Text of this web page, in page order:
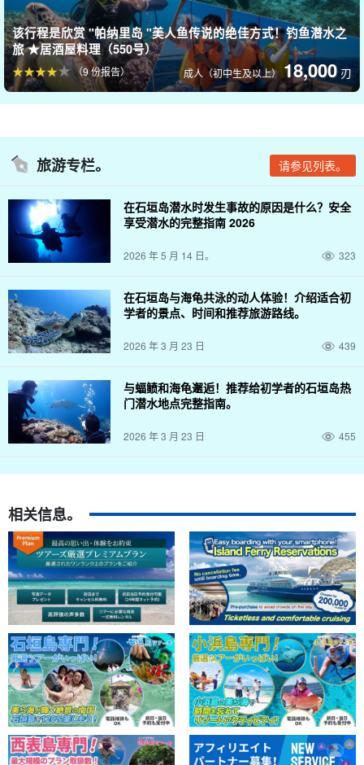
★石溪泻湖色彩斑斓、令人心驰神往的海底世界
它被称为石西礁湖、日本大部分珊瑚礁所在地区。是这里有色彩斑
斓的珊瑚、数米高的大珊瑚和数不尽的珊瑚群！
石西泻湖中分布着 360 多种珊瑚。您还可以看到热带鱼和可爱的小
欢迎初学者参加！以小组形式进行☆。
由经验丰富的导游提供全面支持。
潜之前，我们都会向您详细介绍潜水或浮潜所使用的设备，引导您
前往景点，并向您全面讲解注意事项。
工作人员总是会带着浮筒和漂浮物，所以如果你不会游泳，也不用
担心，你可以被漂浮物夹住浮潜。
该行程是欣赏 "帕纳里岛 "美人鱼传说的绝佳方式！钓鱼潜水之
旅 ★居酒屋料理（550号）
成人（初中生及以上） 18,000 刃
（9 份报告）
旅游专栏。 请参见列表。
在石垣岛潜水时发生事故的原因是什么？安全
享受潜水的完整指南 2026
2026 年 5 月 14 日。 323
在石垣岛与海龟共泳的动人体验！介绍适合初
学者的景点、时间和推荐旅游路线。
2026 年 3 月 23 日 439
与蝠鲼和海龟邂逅！推荐给初学者的石垣岛热
门潜水地点完整指南。
2026 年 3 月 23 日 455
相关信息。